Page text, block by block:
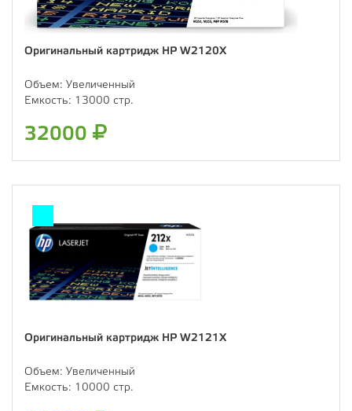
Оригинальный картридж HP W2120X
Объем: Увеличенный
Емкость: 13000 стр.
32000
Оригинальный картридж HP W2121X
Объем: Увеличенный
Емкость: 10000 стр.